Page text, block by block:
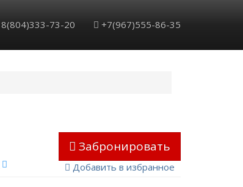
8(804)333-73-20 +7(967)555-86-35
Забронировать
Добавить в избранное